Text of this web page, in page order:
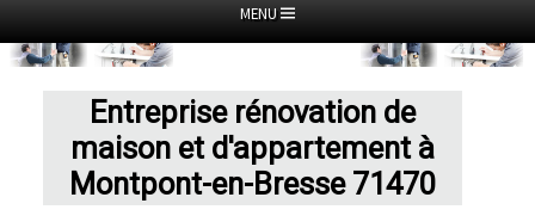
MENU
Entreprise rénovation de
maison et d'appartement à
Montpont-en-Bresse 71470